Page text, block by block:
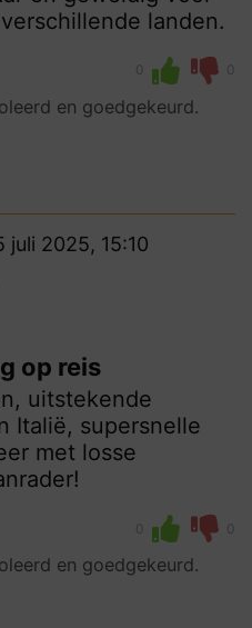
landen.
0 0
en goedgekeurd.
juli 2025, 15:10
op reis
uitstekende
Italië, supersnelle
met losse
0 0
en goedgekeurd.